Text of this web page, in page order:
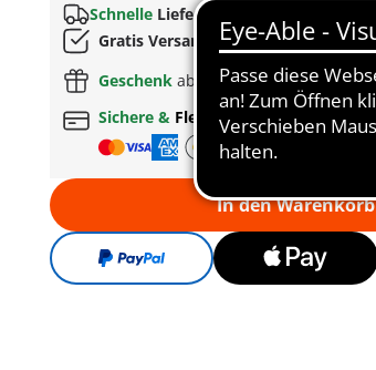
SchnelleLieferung!
Gratis Versand
ab55€
Geschenk ab 35€Bestellwert
Sichere & Flexible Zahlung
In den Warenkorb